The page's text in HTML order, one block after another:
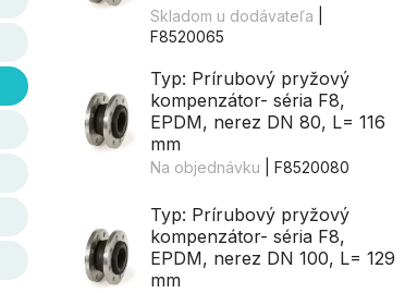
Skladom u dodávateľa
F8520065
Typ: Prírubový pryžový
kompenzátor- séria F8,
EPDM, nerez DN 80, L= 116
mm
Na objednávku | F8520080
Typ: Prírubový pryžový
kompenzátor- séria F8,
EPDM, nerez DN 100, L= 129
mm